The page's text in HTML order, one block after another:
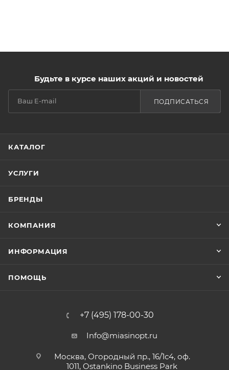
Будьте в курсе наших акций и новостей
ПОДПИСАТЬСЯ
КАТАЛОГ
УСЛУГИ
БРЕНДЫ
КОМПАНИЯ
ИНФОРМАЦИЯ
ПОМОЩЬ
+7 (495) 178-00-30
Info@miasinopt.ru
Москва, Огородный пр., 16/1с4, оф.
1011, Ostankino Business Park